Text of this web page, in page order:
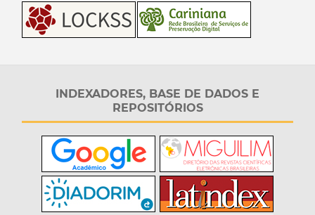
INDEXADORES, BASE DE DADOS E
REPOSITÓRIOS